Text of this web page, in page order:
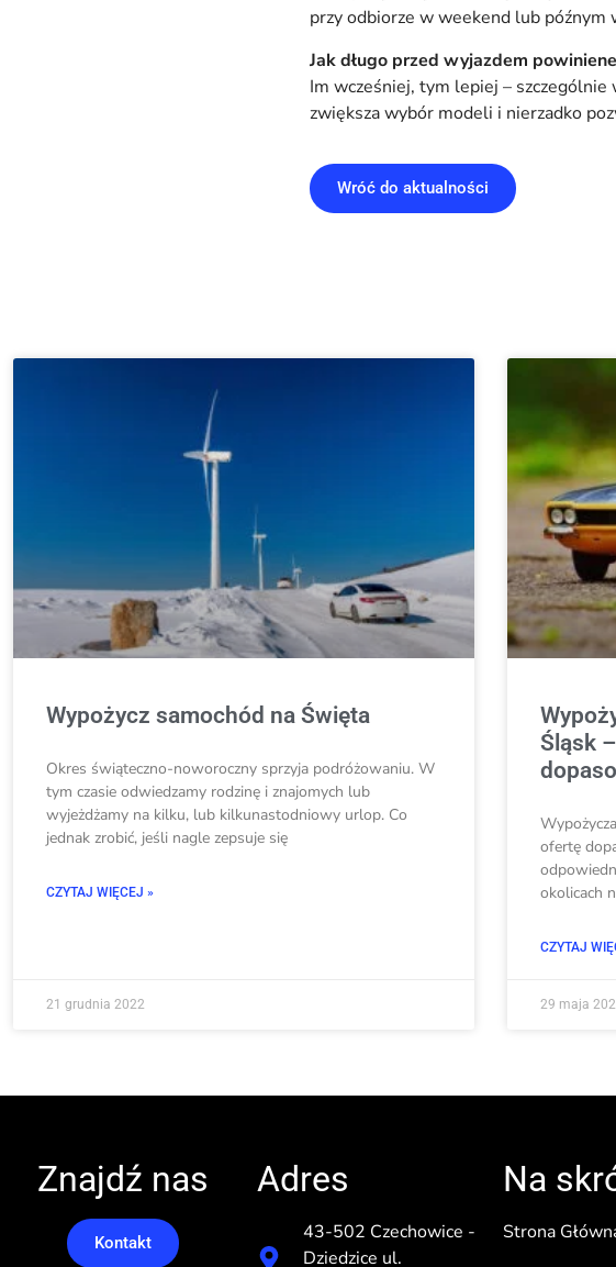
przy odbiorze w weekend lub późnym
Jak długo przed wyjazdem
Im wcześniej, tym lepiej –
zwiększa wybór modeli i nierzadko
Wróć do aktualności
Wypożycz samochód na Święta
Okres świąteczno-noworoczny sprzyja podróżowaniu. W
tym czasie odwiedzamy rodzinę i znajomych lub
wyjeżdżamy na kilku, lub kilkunastodniowy urlop. Co
jednak zrobić, jeśli nagle zepsuje się
CZYTAJ WIĘCEJ »
21 grudnia 2022
Śląsk
ofertę
okolicach
CZYTAJ
29 maja
Znajdź nas
Kontakt
Adres
43-502 Czechowice -
Dziedzice ul.
Na
Strona